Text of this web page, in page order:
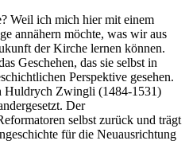
Weil ich mich hier mit einem
annähern möchte, was wir aus
der Kirche lernen können.
Geschehen, das sie selbst in
Perspektive gesehen.
Huldrych Zwingli (1484-1531)
Der
selbst zurück und trägt
für die Neuausrichtung